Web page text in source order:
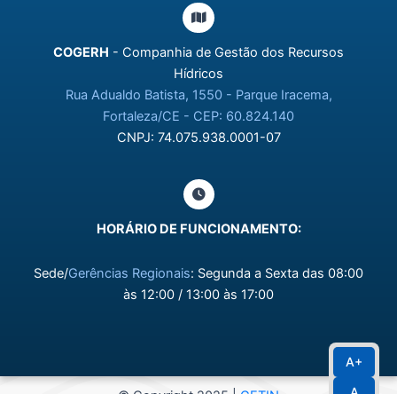
COGERH - Companhia de Gestão dos Recursos
Hídricos
Rua Adualdo Batista, 1550 - Parque Iracema,
Fortaleza/CE - CEP: 60.824.140
CNPJ: 74.075.938.0001-07
HORÁRIO DE FUNCIONAMENTO:
Sede/Gerências Regionais: Segunda a Sexta das 08:00
às 12:00 / 13:00 às 17:00
A+